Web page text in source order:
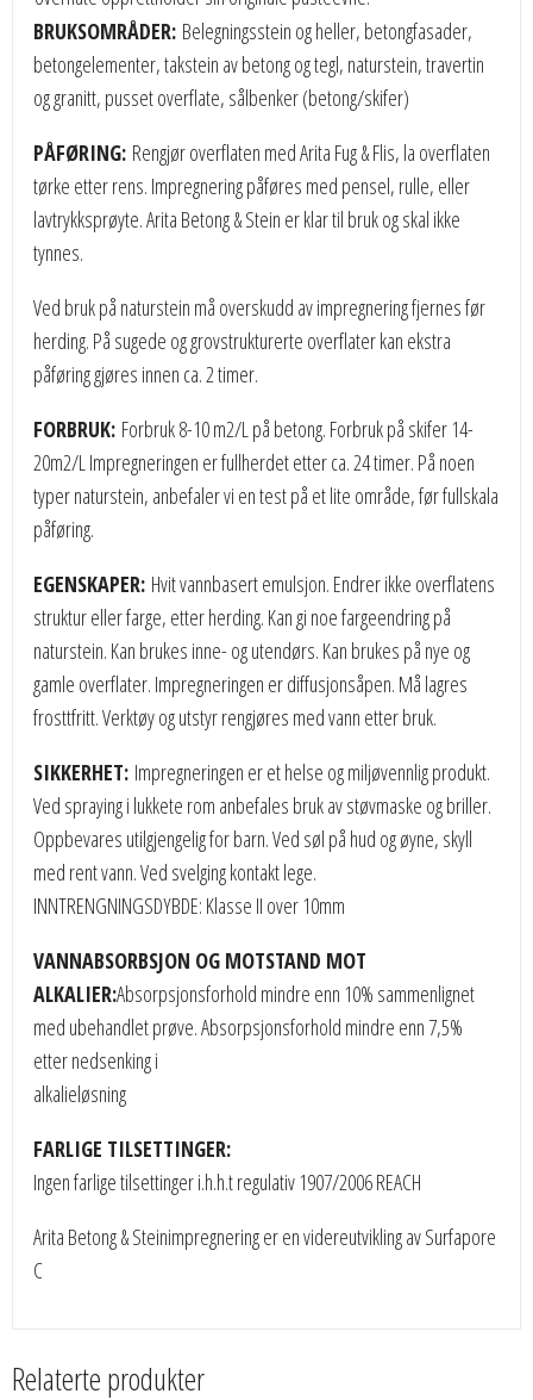
BRUKSOMRÅDER: Belegningsstein og heller, betongfasader,
betongelementer, takstein av betong og tegl, naturstein, travertin
og granitt, pusset overflate, sålbenker (betong/skifer)
PÅFØRING: Rengjør overflaten med Arita Fug & Flis, la overflaten
tørke etter rens. Impregnering påføres med pensel, rulle, eller
lavtrykksprøyte. Arita Betong & Stein er klar til bruk og skal ikke
tynnes.
Ved bruk på naturstein må overskudd av impregnering fjernes før
herding. På sugede og grovstrukturerte overflater kan ekstra
påføring gjøres innen ca. 2 timer.
FORBRUK: Forbruk 8-10 m2/L på betong. Forbruk på skifer 14-
20m2/L Impregneringen er fullherdet etter ca. 24 timer. På noen
typer naturstein, anbefaler vi en test på et lite område, før fullskala
påføring.
EGENSKAPER: Hvit vannbasert emulsjon. Endrer ikke overflatens
struktur eller farge, etter herding. Kan gi noe fargeendring på
naturstein. Kan brukes inne- og utendørs. Kan brukes på nye og
gamle overflater. Impregneringen er diffusjonsåpen. Må lagres
frosttfritt. Verktøy og utstyr rengjøres med vann etter bruk.
SIKKERHET: Impregneringen er et helse og miljøvennlig produkt.
Ved spraying i lukkete rom anbefales bruk av støvmaske og briller.
Oppbevares utilgjengelig for barn. Ved søl på hud og øyne, skyll
med rent vann. Ved svelging kontakt lege.
INNTRENGNINGSDYBDE: Klasse II over 10mm
VANNABSORBSJON OG MOTSTAND MOT
ALKALIER:Absorpsjonsforhold mindre enn 10% sammenlignet
med ubehandlet prøve. Absorpsjonsforhold mindre enn 7,5%
etter nedsenking i
alkalieløsning
FARLIGE TILSETTINGER:
Ingen farlige tilsettinger i.h.h.t regulativ 1907/2006 REACH
Arita Betong & Steinimpregnering er en videreutvikling av Surfapore
C
Relaterte produkter